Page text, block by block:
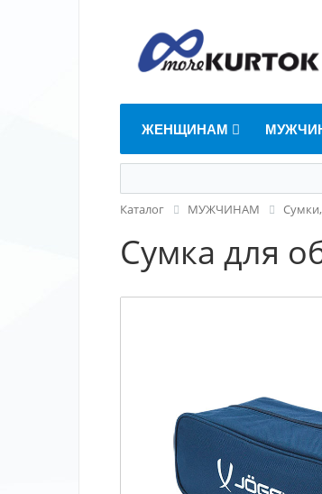
ЖЕНЩИНАМ
Каталог МУЖЧИНАМ
Сумка для